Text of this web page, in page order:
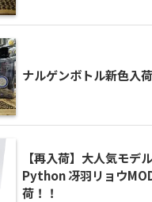
ナルゲンボトル新色入
【再入荷】大人気モデ
Python 冴羽リョウ
荷！！